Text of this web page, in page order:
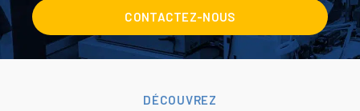
CONTACTEZ-NOUS
DÉCOUVREZ